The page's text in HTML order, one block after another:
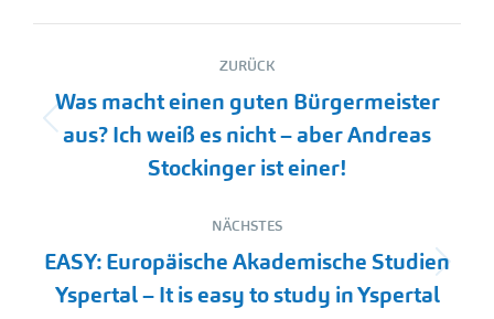
Kommentarnavigation
ZURÜCK
Vorheriger
Beitrag:
Was macht einen guten Bürgermeister
aus? Ich weiß es nicht – aber Andreas
Stockinger ist einer!
NÄCHSTES
Nächster
Beitrag:
EASY: Europäische Akademische Studien
Yspertal – It is easy to study in Yspertal